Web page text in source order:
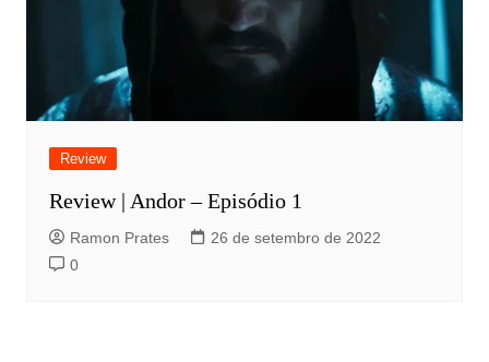
Review
Review | Andor – Episódio 1
Ramon Prates
26 de setembro de 2022
0